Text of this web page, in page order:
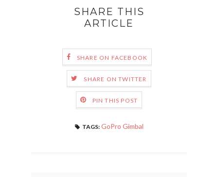
SHARE THIS
ARTICLE
SHARE ON FACEBOOK
SHARE ON TWITTER
PIN THIS POST
TAGS: GoPro Gimbal